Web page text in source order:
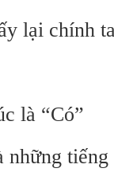
lại chính
là “Có”
tiếng